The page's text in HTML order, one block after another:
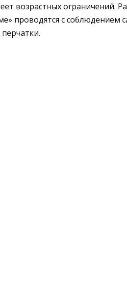
возрастных ограничений.
проводятся с